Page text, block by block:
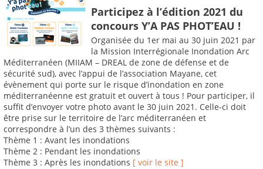
Participez à l’édition 2021 du
concours Y’A PAS PHOT’EAU !
Organisée du 1er mai au 30 juin 2021 par
la Mission Interrégionale Inondation Arc
Méditerranéen (MIIAM – DREAL de zone de défense et de
sécurité sud), avec l’appui de l’association Mayane, cet
évènement qui porte sur le risque d’inondation en zone
méditerranéenne est gratuit et ouvert à tous ! Pour participer, il
suffit d’envoyer votre photo avant le 30 juin 2021. Celle-ci doit
être prise sur le territoire de l’arc méditerranéen et
correspondre à l’un des 3 thèmes suivants :
Thème 1 : Avant les inondations
Thème 2 : Pendant les inondations
Thème 3 : Après les inondations [ voir le site ]